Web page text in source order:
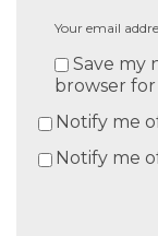
Your email
Save my
browser
Notify me
Notify me